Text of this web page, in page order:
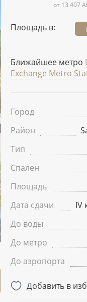
от 13 407
Площадь в:
Ближайшее метро
Exchange Metro
Город
Район
Тип
Спален
Площадь
Дата сдачи
IV
До воды
До метро
До аэропорта
Добавить в